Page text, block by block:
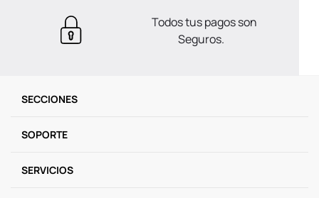
Todos tus pagos son
Seguros.
SECCIONES
SOPORTE
SERVICIOS